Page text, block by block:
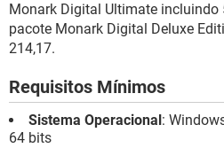
Monark Digital Ultimate incluindo
pacote Monark Digital Deluxe
214,17.
Requisitos Mínimos
Sistema Operacional :
64 bits